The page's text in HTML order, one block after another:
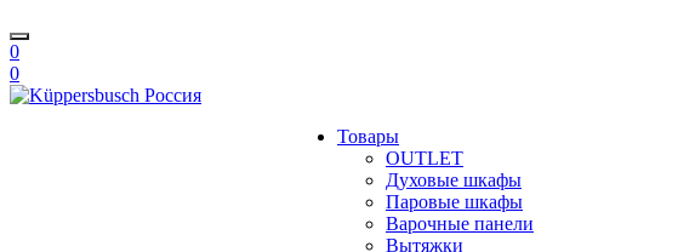
0
0
Товары
OUTLET
Духовые шкафы
Паровые шкафы
Варочные панели
Вытяжки